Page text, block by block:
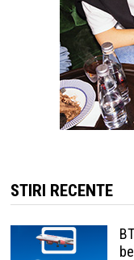
STIRI RECENTE